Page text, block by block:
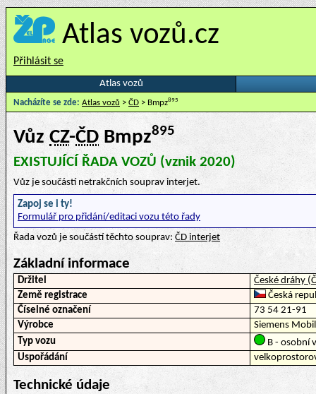
Atlas vozů.cz
Přihlásit se
Atlas vozů
Nacházíte se zde: Atlas vozů > ČD > Bmpz895
VůzCZ-ČD Bmpz895
EXISTUJÍCÍ ŘADA VOZŮ (vznik 2020)
Vůz je součástí netrakčních souprav interjet.
Zapoj se i ty!
Formulář pro přidání/editaci vozu této řady
Řada vozů je součástí těchto souprav: ČD interjet
Základní informace
Držitel
České dráhy
Země registrace
Česká
Číselné označení
73 54 21-91
Výrobce
Siemens
Typ vozu
B - osobní
Uspořádání
Technické údaje